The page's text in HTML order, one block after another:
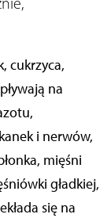
cukrzyca,
na
i nerwów,
mięśni
gładkiej,
się na